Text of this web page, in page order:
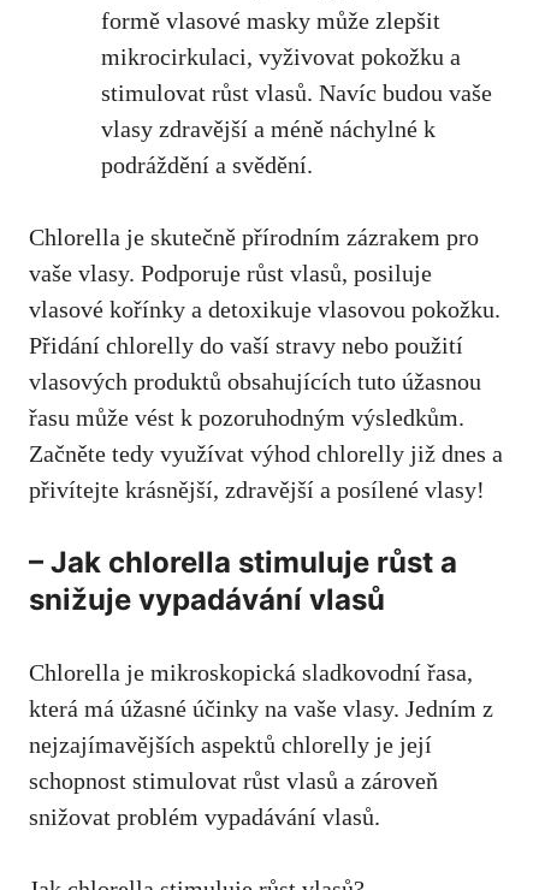
formě vlasové masky může zlepšit
mikrocirkulaci, vyživovat pokožku a
stimulovat růst vlasů. Navíc budou vaše
vlasy zdravější a méně náchylné k
podráždění a svědění.
Chlorella je skutečně přírodním zázrakem pro
vaše vlasy. Podporuje růst vlasů, posiluje
vlasové kořínky a detoxikuje vlasovou pokožku.
Přidání chlorelly do vaší stravy nebo použití
vlasových produktů obsahujících tuto úžasnou
řasu může vést k pozoruhodným výsledkům.
Začněte tedy využívat výhod chlorelly již dnes a
přivítejte krásnější, zdravější a posílené vlasy!
– Jak chlorella stimuluje růst a
snižuje vypadávání vlasů
Chlorella je mikroskopická sladkovodní řasa,
která má úžasné účinky na vaše vlasy. Jedním z
nejzajímavějších aspektů chlorelly je její
schopnost stimulovat růst vlasů a zároveň
snižovat problém vypadávání vlasů.